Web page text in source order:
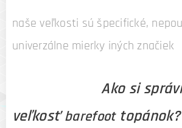
naše veľkosti sú špecifické,
univerzálne mierky iných značiek
Ako si
veľkosťbarefoottopánok?